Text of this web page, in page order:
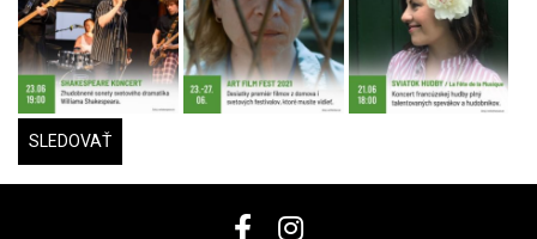
SLEDOVAŤ